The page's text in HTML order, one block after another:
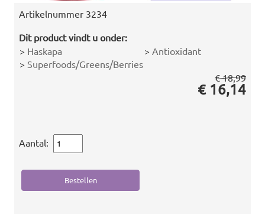
Artikelnummer 3234
Dit product vindt u onder:
> Haskapa > Antioxidant
> Superfoods/Greens/Berries
€ 18,99
€ 16,14
Aantal: